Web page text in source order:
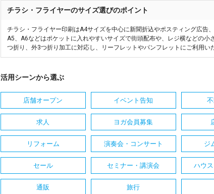
チラシ・フライヤーのサイズ選びのポイント
チラシ・フライヤー印刷はA4サイズを中心に新聞折込やポスティング広告
A5、A6などはポケットに入れやすいサイズで街頭配布や、レジ横などの
つ折り、外3つ折り加工に対応し、リーフレットやパンフレットにご利用
活用シーンから選ぶ
店舗オープン イベント告知
求人 ヨガ会員募集
リフォーム 演奏会・コンサート ジ
セール セミナー・講演会 ハウ
通販 旅行